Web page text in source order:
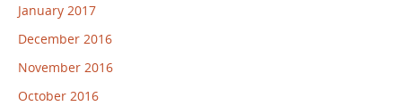
January 2017
December 2016
November 2016
October 2016